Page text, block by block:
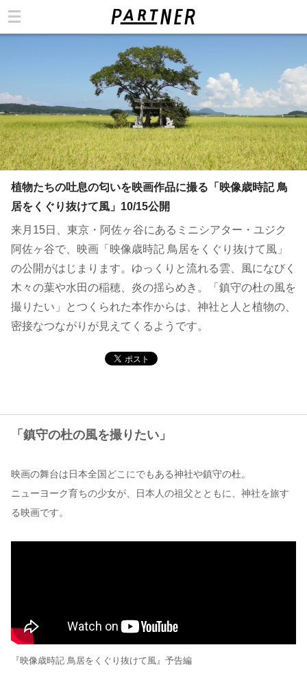
植物たちの吐息の匂いを映画作品に撮る「映像歳時記 鳥
居をくぐり抜けて風」10/15公開
来月15日、東京・阿佐ヶ谷にあるミニシアター・ユジク
阿佐ヶ谷で、映画「映像歳時記 鳥居をくぐり抜けて風」
の公開がはじまります。ゆっくりと流れる雲、風になびく
木々の葉や水田の稲穂、炎の揺らめき。「鎮守の杜の風を
撮りたい」とつくられた本作からは、神社と人と植物の、
密接なつながりが見えてくるようです。
「鎮守の杜の風を撮りたい」
映画の舞台は日本全国どこにでもある神社や鎮守の杜。
ニューヨーク育ちの少女が、日本人の祖父とともに、神社を旅す
る映画です。
『映像歳時記 鳥居をくぐり抜けて風』予告編